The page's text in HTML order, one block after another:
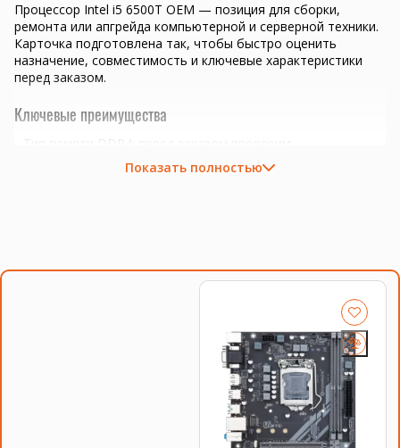
Процессор Intel i5 6500T OEM — позиция для сборки,
ремонта или апгрейда компьютерной и серверной техники.
Карточка подготовлена так, чтобы быстро оценить
назначение, совместимость и ключевые характеристики
перед заказом.
Ключевые преимущества
совместимость с платформой.
Сокет LGA1151; важно сверить поддержку BIOS и платы.
Если есть сомнения по совместимости, подберём
подходящую плату, процессор, память, накопитель или
серверную корзину под вашу конфигурацию. Для серверных
комплектующих особенно важно сверить поколение
платформы, форм-фактор, интерфейс и part number.
Показать полностью